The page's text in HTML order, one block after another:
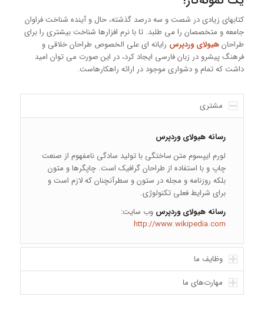
کتابهای زیادی در شصت و سه درصد گذشته، حال و آینده شناخت فراوان
جامعه و متخصصان را می طلبد. تا با نرم افزارها شناخت بیشتری را برای
طراحانهیولای وردپرس رایانه ای علی الخصوص طراحان خلاقی و
فرهنگ پیشرو در زبان فارسی ایجاد کرد، در این صورت می توان امید
داشت که تمام و دشواری موجود در ارائه راهکارهاست.
مشتری
رسانه هیولای وردپرس
لورم ایپسوم متن ساختگی با تولید سادگی نامفهوم از صنعت
چاپ و با استفاده از طراحان گرافیک است. چاپگرها و متون
بلکه روزنامه و مجله در ستون و سطرآنچنان که لازم است و
برای شرایط فعلی تکنولوژی.
رسانه هیولای وردپرس وب سایت:
http://www.wikipedia.com
وظایف ما
مهارت‌های ما